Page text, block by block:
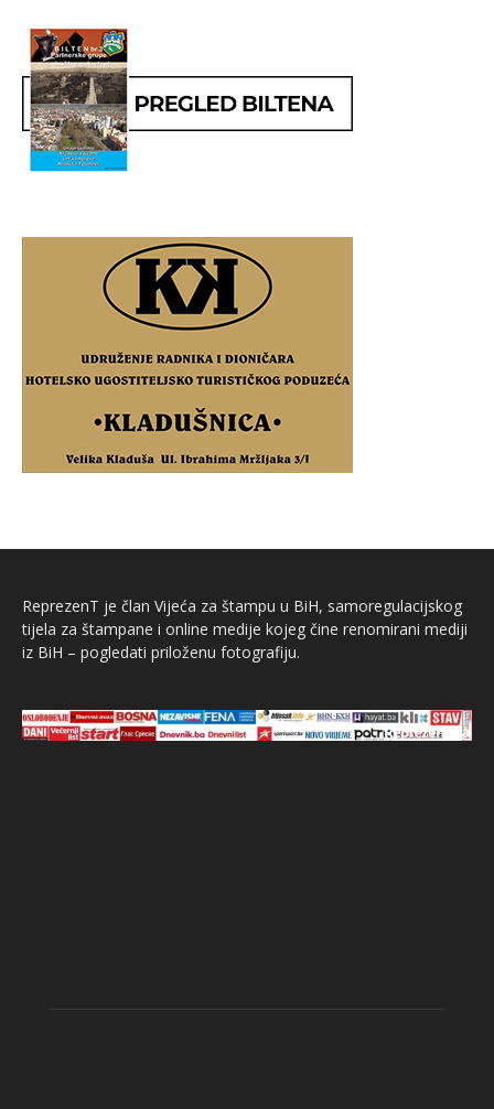
ReprezenT je član Vijeća za štampu u BiH, samoregulacijskog
tijela za štampane i online medije kojeg čine renomirani mediji
iz BiH – pogledati priloženu fotografiju.